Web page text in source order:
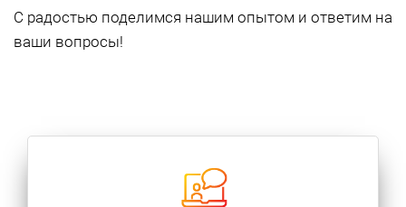
С радостью поделимся нашим опытом и ответим на
ваши вопросы!